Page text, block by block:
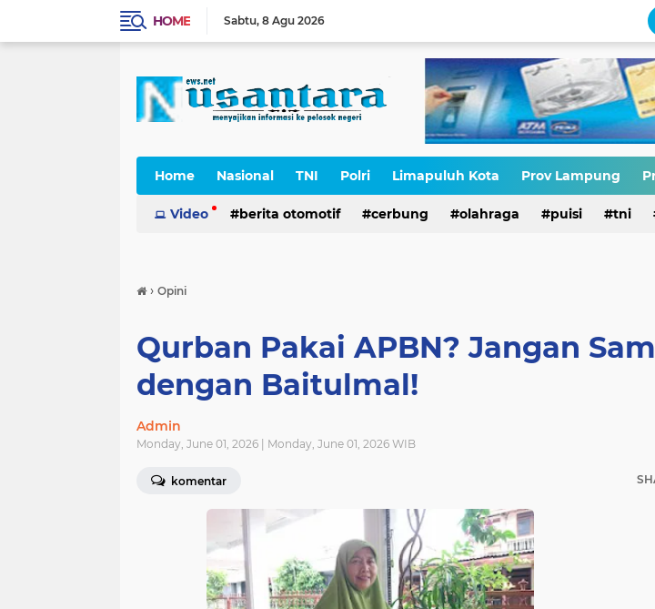
HOME Sabtu 8 Agu 2026
Home Nasional TNI Polri Limapuluh Kota Prov Lampung
Cerpen
Video berita otomotif cerbung olahraga puisi tni
› Opini
Qurban Pakai APBN? Jangan
dengan Baitulmal!
Admin
Monday, June 01, 2026 | Monday, June 01, 2026 WIB
komentar